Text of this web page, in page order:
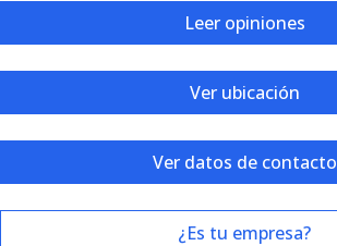
Leer opiniones
Ver ubicación
Ver datos de contacto
¿Es tu empresa?